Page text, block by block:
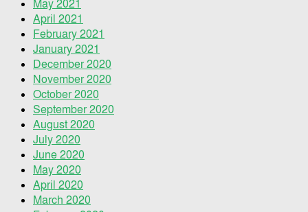
May 2021
April 2021
February 2021
January 2021
December 2020
November 2020
October 2020
September 2020
August 2020
July 2020
June 2020
May 2020
April 2020
March 2020